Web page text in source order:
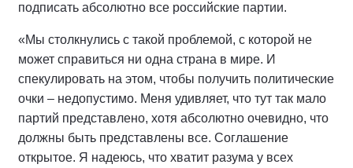
подписать абсолютно все российские партии.
«Мы столкнулись с такой проблемой, с которой не
может справиться ни одна страна в мире. И
спекулировать на этом, чтобы получить политические
очки – недопустимо. Меня удивляет, что тут так мало
партий представлено, хотя абсолютно очевидно, что
должны быть представлены все. Соглашение
открытое. Я надеюсь, что хватит разума у всех